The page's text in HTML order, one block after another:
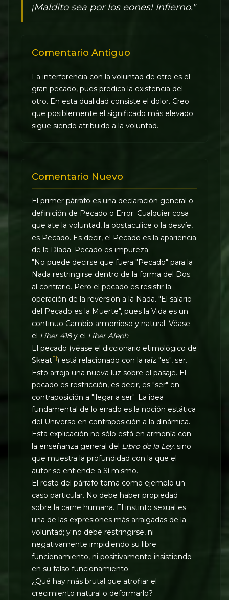
¡Maldito sea por los eones! Infierno."
Comentario Antiguo
La interferencia con la voluntad de otro es el
gran pecado, pues predica la existencia del
otro. En esta dualidad consiste el dolor. Creo
que posiblemente el significado más elevado
sigue siendo atribuido a la voluntad.
Comentario Nuevo
El primer párrafo es una declaración general o
definición de Pecado o Error. Cualquier cosa
que ate la voluntad, la obstaculice o la desvíe,
es Pecado. Es decir, el Pecado es la apariencia
de la Díada. Pecado es impureza.
"No puede decirse que fuera "Pecado" para la
Nada restringirse dentro de la forma del Dos;
al contrario. Pero el pecado es resistir la
operación de la reversión a la Nada. "El salario
del Pecado es la Muerte", pues la Vida es un
continuo Cambio armonioso y natural. Véase
el Liber 418y el Liber Aleph.
El pecado (véase el diccionario etimológico de
Skeat[1]) está relacionado con la raíz "es", ser.
Esto arroja una nueva luz sobre el pasaje. El
pecado es restricción, es decir, es "ser" en
contraposición a "llegar a ser". La idea
fundamental de lo errado es la noción estática
del Universo en contraposición a la dinámica.
Esta explicación no sólo está en armonía con
la enseñanza general del Libro de la Ley, sino
que muestra la profundidad con la que el
autor se entiende a Sí mismo.
El resto del párrafo toma como ejemplo un
caso particular. No debe haber propiedad
sobre la carne humana. El instinto sexual es
una de las expresiones más arraigadas de la
voluntad; y no debe restringirse, ni
negativamente impidiendo su libre
funcionamiento, ni positivamente insistiendo
en su falso funcionamiento.
¿Qué hay más brutal que atrofiar el
crecimiento natural o deformarlo?